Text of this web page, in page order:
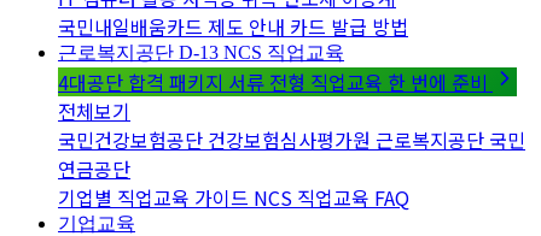
국민내일배움카드 제도 안내 카드 발급 방법
근로복지공단 D-13 NCS 직업교육
4대공단 합격 패키지 서류 전형 직업교육 한 번에 준비
전체보기
국민건강보험공단 건강보험심사평가원 근로복지공단 국민
연금공단
기업별 직업교육 가이드 NCS 직업교육 FAQ
기업교육